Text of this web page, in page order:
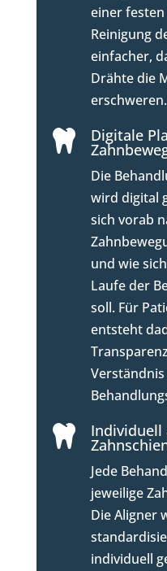
einer festen
Reinigung
einfacher,
Drähte die
erschweren.
 Digitale
Die
wird digital
sich vorab
und wie
Laufe der
soll. Für
entsteht

Jede
jeweilige
Die Aligner
individuell